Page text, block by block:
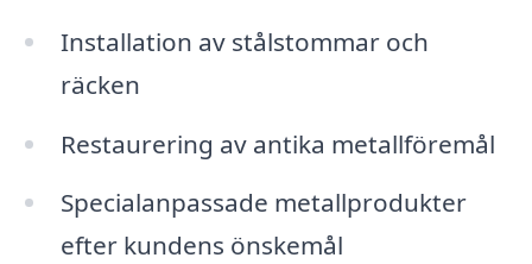
Installation av stålstommar och
räcken
Restaurering av antika metallföremål
Specialanpassade metallprodukter
efter kundens önskemål